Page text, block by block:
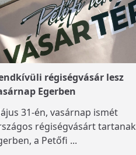
régiségvásár lesz
Egerben
31-én, vasárnap ismét
régiségvásárt tartanak
a Petőfi ...